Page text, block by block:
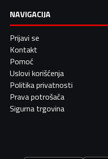
NAVIGACIJA
Prijavi se
Kontakt
Pomoć
Uslovi korišćenja
Politika privatnosti
Prava potrošača
Sigurna trgovina